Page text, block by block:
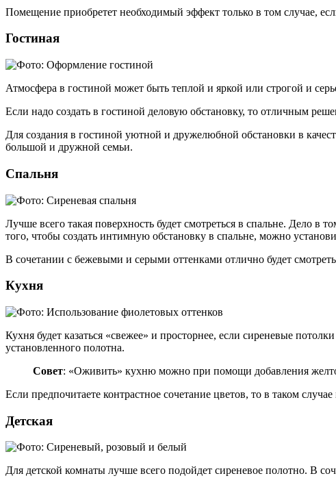
Помещение приобретет необходимый эффект только в том случае,
Гостиная
Атмосфера в гостиной может быть теплой и яркой или строгой и
Если надо создать в гостиной деловую обстановку, то отличным
Для создания в гостиной уютной и дружелюбной обстановки в
большой и дружной семьи.
Спальня
Лучше всего такая поверхность будет смотреться в спальне. Дело в
того, чтобы создать интимную обстановку в спальне, можно
В сочетании с бежевыми и серыми оттенками отлично будет
Кухня
Кухня будет казаться «свежее» и просторнее, если сиреневые
установленного полотна.
Совет: «Оживить» кухню можно при помощи добавления
Если предпочитаете контрастное сочетание цветов, то в таком
Детская
Для детской комнаты лучше всего подойдет сиреневое полотно. В